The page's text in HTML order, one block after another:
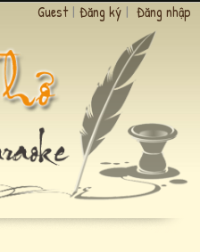
Guest | Đăng ký | Đăng nhập